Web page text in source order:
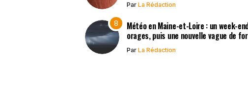
Par La Rédaction
Météo en Maine-et-Loire : un week-
orages, puis une nouvelle vague de
Par La Rédaction